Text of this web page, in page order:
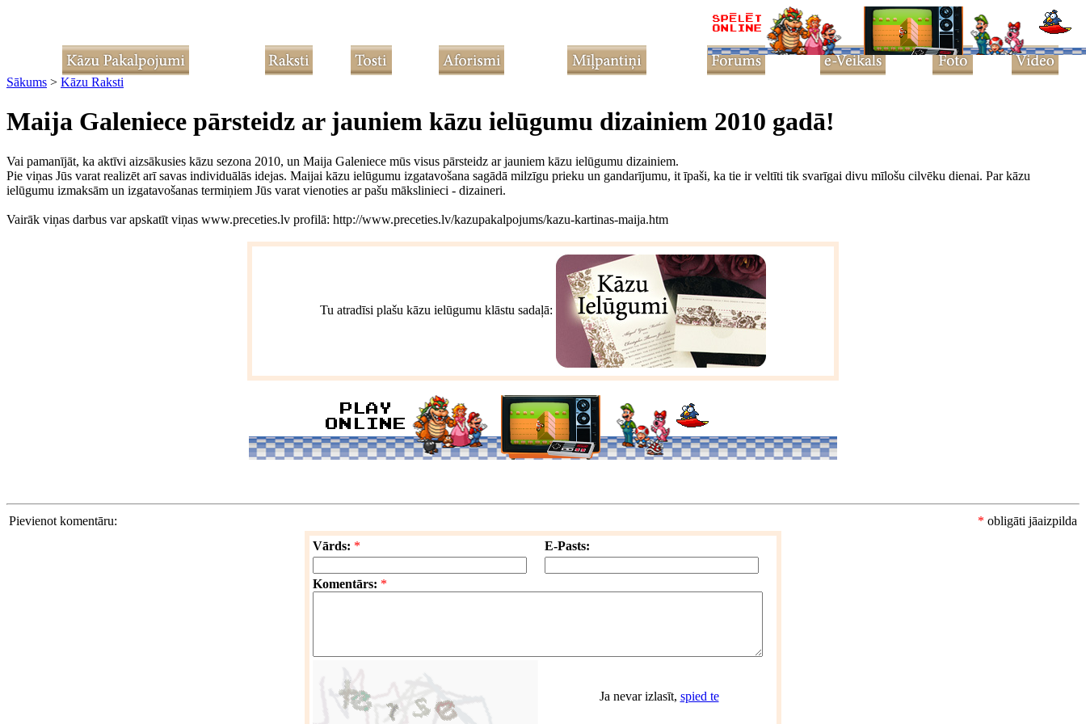
Sākums > Kāzu Raksti
Maija Galeniece pārsteidz ar jauniem kāzu ielūgumu dizainiem 2010 gadā!
Vai pamanījāt, ka aktīvi aizsākusies kāzu sezona 2010, un Maija Galeniece mūs visus pārsteidz ar jauniem kāzu ielūgumu dizainiem.
Pie viņas Jūs varat realizēt arī savas individuālās idejas. Maijai kāzu ielūgumu izgatavošana sagādā milzīgu prieku un gandarījumu, it īpaši, ka tie ir veltīti tik svarīgai divu mīlošu cilvēku dienai. Par kāzu
ielūgumu izmaksām un izgatavošanas termiņiem Jūs varat vienoties ar pašu mākslinieci - dizaineri.
Vairāk viņas darbus var apskatīt viņas www.preceties.lv profilā: http://www.preceties.lv/kazupakalpojums/kazu-kartinas-maija.htm
Tu atradīsi plašu kāzu ielūgumu klāstu sadaļā:
Pievienot komentāru: * obligāti jāaizpilda
Vārds: * E-Pasts:
Komentārs: *
Ja nevar izlasīt, spied te